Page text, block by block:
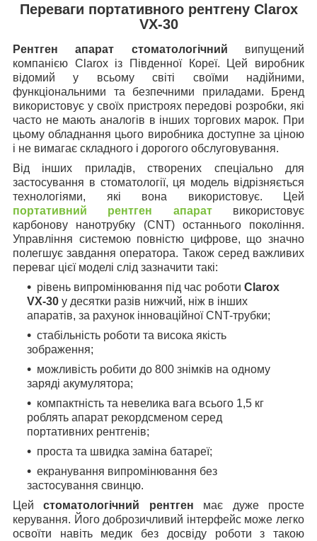
Переваги портативного рентгену Clarox
VX-30
Рентген апарат стоматологічний випущений
компанією Clarox із Південної Кореї. Цей виробник
відомий у всьому світі своїми надійними,
функціональними та безпечними приладами. Бренд
використовує у своїх пристроях передові розробки, які
часто не мають аналогів в інших торгових марок. При
цьому обладнання цього виробника доступне за ціною
і не вимагає складного і дорогого обслуговування.
Від інших приладів, створених спеціально для
застосування в стоматології, ця модель відрізняється
технологіями, які вона використовує. Цей
портативний рентген апаратвикористовує
карбонову нанотрубку (CNT) останнього покоління.
Управління системою повністю цифрове, що значно
полегшує завдання оператора. Також серед важливих
переваг цієї моделі слід зазначити такі:
рівень випромінювання під час роботи Clarox
VX-30 у десятки разів нижчий, ніж в інших
апаратів, за рахунок інноваційної CNT-трубки;
стабільність роботи та висока якість
зображення;
можливість робити до 800 знімків на одному
заряді акумулятора;
компактність та невелика вага всього 1,5 кг
роблять апарат рекордсменом серед
портативних рентгенів;
проста та швидка заміна батареї;
екранування випромінювання без
застосування свинцю.
Цейстоматологічний рентген має дуже просте
керування. Його доброзичливий інтерфейс може легко
освоїти навіть медик без досвіду роботи з такою